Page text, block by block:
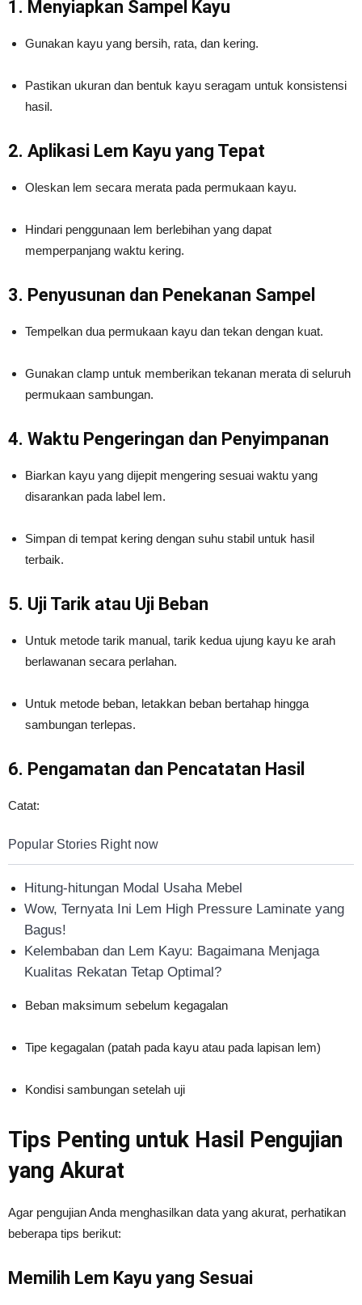
1. Menyiapkan Sampel Kayu
Gunakan kayu yang bersih, rata, dan kering.
Pastikan ukuran dan bentuk kayu seragam untuk konsistensi
hasil.
2. Aplikasi Lem Kayu yang Tepat
Oleskan lem secara merata pada permukaan kayu.
Hindari penggunaan lem berlebihan yang dapat
memperpanjang waktu kering.
3. Penyusunan dan Penekanan Sampel
Tempelkan dua permukaan kayu dan tekan dengan kuat.
Gunakan clamp untuk memberikan tekanan merata di seluruh
permukaan sambungan.
4. Waktu Pengeringan dan Penyimpanan
Biarkan kayu yang dijepit mengering sesuai waktu yang
disarankan pada label lem.
Simpan di tempat kering dengan suhu stabil untuk hasil
terbaik.
5. Uji Tarik atau Uji Beban
Untuk metode tarik manual, tarik kedua ujung kayu ke arah
berlawanan secara perlahan.
Untuk metode beban, letakkan beban bertahap hingga
sambungan terlepas.
6. Pengamatan dan Pencatatan Hasil
Catat:
Popular Stories Right now
Hitung-hitungan Modal Usaha Mebel
Wow, Ternyata Ini Lem High Pressure Laminate yang
Bagus!
Kelembaban dan Lem Kayu: Bagaimana Menjaga
Kualitas Rekatan Tetap Optimal?
Beban maksimum sebelum kegagalan
Tipe kegagalan (patah pada kayu atau pada lapisan lem)
Kondisi sambungan setelah uji
Tips Penting untuk Hasil Pengujian
yang Akurat
Agar pengujian Anda menghasilkan data yang akurat, perhatikan
beberapa tips berikut:
Memilih Lem Kayu yang Sesuai